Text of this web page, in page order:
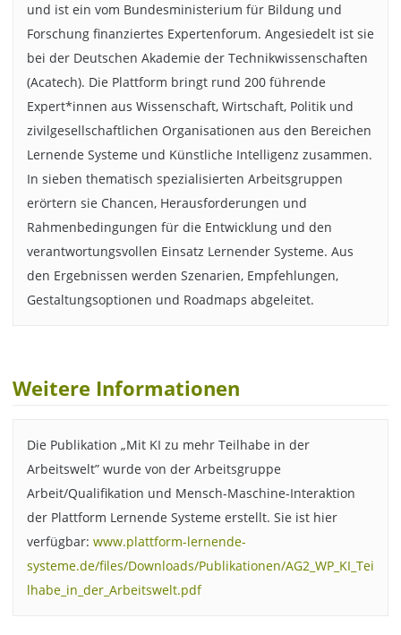
und ist ein vom Bundesministerium für Bildung und
Forschung finanziertes Expertenforum. Angesiedelt ist sie
bei der Deutschen Akademie der Technikwissenschaften
(Acatech). Die Plattform bringt rund 200 führende
Expert*innen aus Wissenschaft, Wirtschaft, Politik und
zivilgesellschaftlichen Organisationen aus den Bereichen
Lernende Systeme und Künstliche Intelligenz zusammen.
In sieben thematisch spezialisierten Arbeitsgruppen
erörtern sie Chancen, Herausforderungen und
Rahmenbedingungen für die Entwicklung und den
verantwortungsvollen Einsatz Lernender Systeme. Aus
den Ergebnissen werden Szenarien, Empfehlungen,
Gestaltungsoptionen und Roadmaps abgeleitet.
Weitere Informationen
Die Publikation „Mit KI zu mehr Teilhabe in der
Arbeitswelt” wurde von der Arbeitsgruppe
Arbeit/Qualifikation und Mensch-Maschine-Interaktion
der Plattform Lernende Systeme erstellt. Sie ist hier
verfügbar: www.plattform-lernende-
systeme.de/files/Downloads/Publikationen/AG2_WP_KI_Tei
lhabe_in_der_Arbeitswelt.pdf